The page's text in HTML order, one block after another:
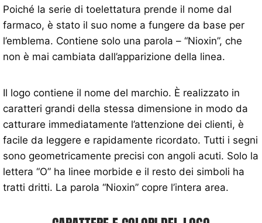
Poiché la serie di toelettatura prende il nome dal
farmaco, è stato il suo nome a fungere da base per
l’emblema. Contiene solo una parola – “Nioxin”, che
non è mai cambiata dall’apparizione della linea.
Il logo contiene il nome del marchio. È realizzato in
caratteri grandi della stessa dimensione in modo da
catturare immediatamente l’attenzione dei clienti, è
facile da leggere e rapidamente ricordato. Tutti i segni
sono geometricamente precisi con angoli acuti. Solo la
lettera “O” ha linee morbide e il resto dei simboli ha
tratti dritti. La parola “Nioxin” copre l’intera area.